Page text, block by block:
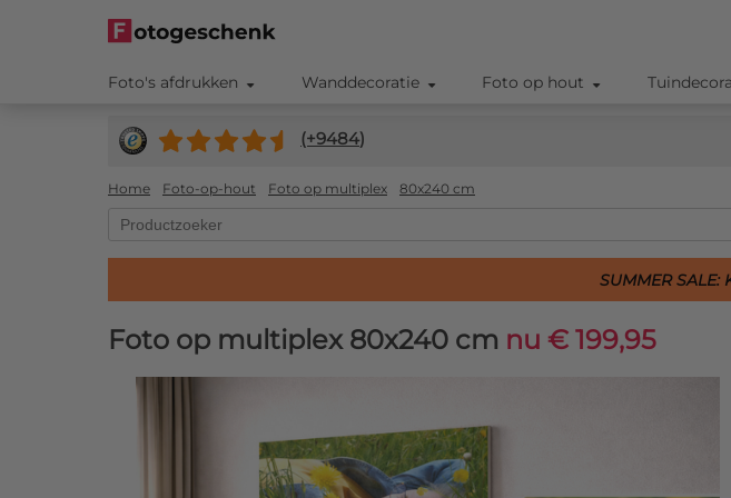
Foto's afdrukken Wanddecoratie Foto op hout
(+9484)
Home Foto-op-hout Foto op multiplex 80x240 cm
SUMMER SALE:
Foto op multiplex 80x240 cm nu € 199,95